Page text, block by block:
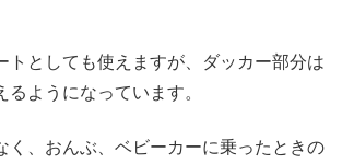
トとしても使えますが、ダッカー部分は
ようになっています。
く、おんぶ、ベビーカーに乗ったときの